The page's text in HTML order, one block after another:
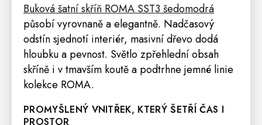
Buková šatní skříň ROMA SST3 šedomodrá
působí vyrovnaně a elegantně. Nadčasový
odstín sjednotí interiér, masivní dřevo dodá
hloubku a pevnost. Světlo zpřehlední obsah
skříně i v tmavším koutě a podtrhne jemné linie
kolekce ROMA.
PROMYŠLENÝ VNITŘEK, KTERÝ ŠETŘÍ ČAS I
PROSTOR